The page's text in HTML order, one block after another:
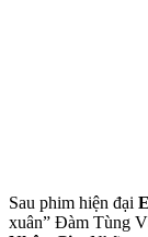
Sau phim hiện đại
xuân” Đàm Tùng